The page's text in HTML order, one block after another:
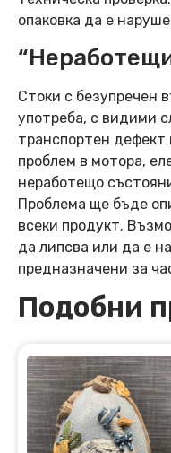
опаковка да е
Стоки с безупречен
употреба, с видими
транспортен дефект
проблем в мотора,
неработещо
Проблема ще бъде
всеки продукт.
да липсва или да е
предназначени за
Подобни